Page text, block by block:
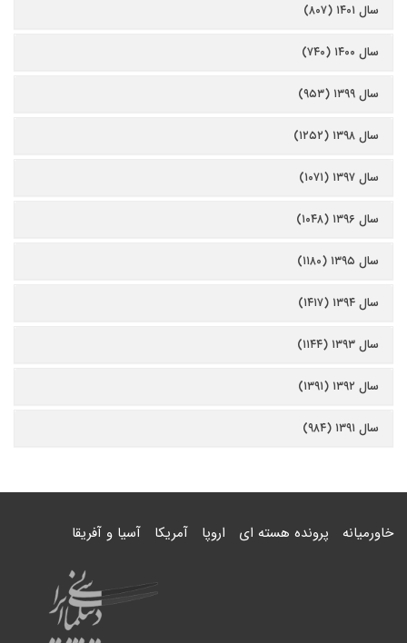
سال ۱۴۰۱ (۸۰۷)
سال ۱۴۰۰ (۷۴۰)
سال ۱۳۹۹ (۹۵۳)
سال ۱۳۹۸ (۱۲۵۲)
سال ۱۳۹۷ (۱۰۷۱)
سال ۱۳۹۶ (۱۰۴۸)
سال ۱۳۹۵ (۱۱۸۰)
سال ۱۳۹۴ (۱۴۱۷)
سال ۱۳۹۳ (۱۱۴۴)
سال ۱۳۹۲ (۱۳۹۱)
سال ۱۳۹۱ (۹۸۴)
خاورمیانه پرونده هسته ای اروپا آمریکا آسیا و آفریقا